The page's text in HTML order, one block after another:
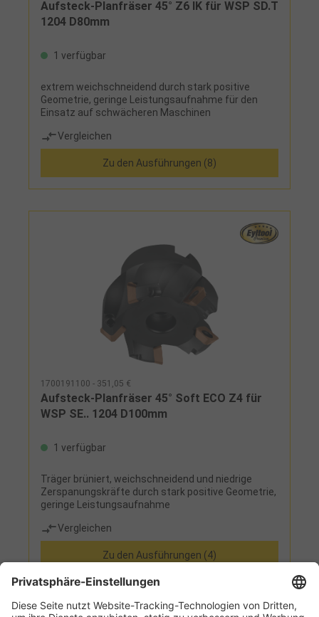
Aufsteck-Planfräser 45° Z6 IK für WSP SD.T
1204 D80mm
1 verfügbar
extrem weichschneidend durch stark positive
Geometrie, geringe Leistungsaufnahme für den
Einsatz auf schwächeren Maschinen
Vergleichen
Zu den Ausführungen (8)
1700191100 - 351,05 €
Aufsteck-Planfräser 45° Soft ECO Z4 für
WSP SE.. 1204 D100mm
1 verfügbar
Träger brüniert, weichschneidend und niedrige
Zerspanungskräfte durch stark positive Geometrie,
geringe Leistungsaufnahme
Vergleichen
Zu den Ausführungen (4)